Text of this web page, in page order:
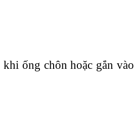
ống chôn hoặc gắn vào